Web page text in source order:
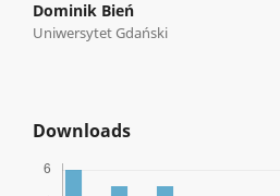
Dominik Bień
Uniwersytet Gdański
Downloads